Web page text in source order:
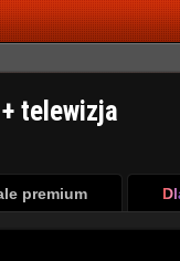
telewizja
premium